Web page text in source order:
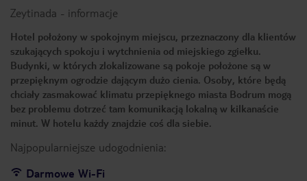
Zeytinada - informacje
Hotel położony w spokojnym miejscu, przeznaczony dla klientów
szukających spokoju i wytchnienia od miejskiego zgiełku.
Budynki, w których zlokalizowane są pokoje położone są w
przepięknym ogrodzie dającym dużo cienia. Osoby, które będą
chciały zasmakować klimatu przepięknego miasta Bodrum mogą
bez problemu dotrzeć tam komunikacją lokalną w kilkanaście
minut. W hotelu każdy znajdzie coś dla siebie.
Najpopularniejsze udogodnienia:
Darmowe Wi-Fi